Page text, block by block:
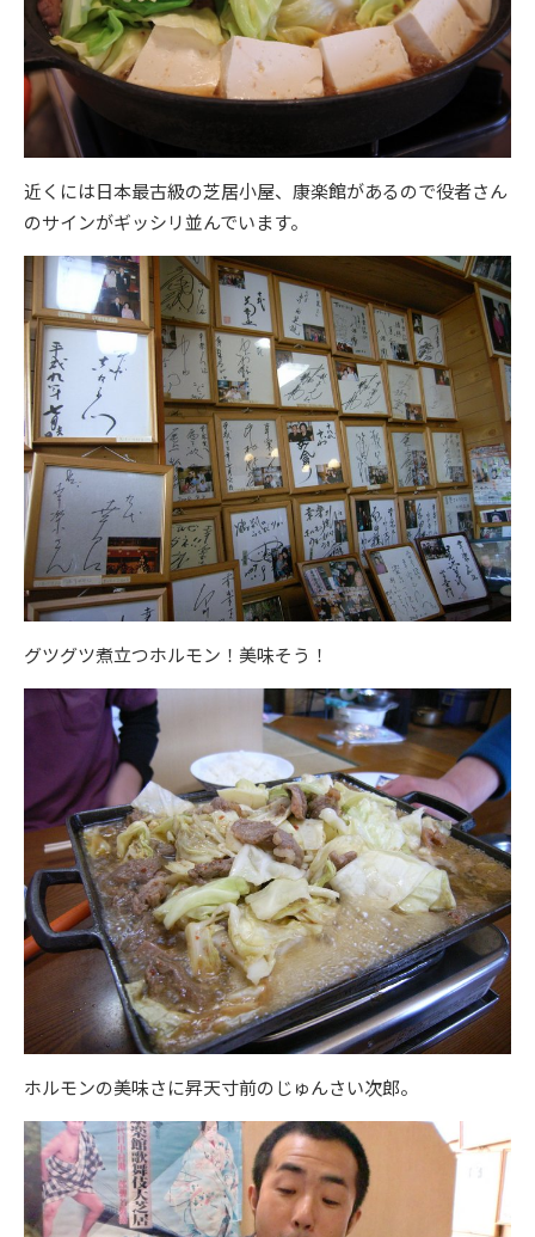
近くには日本最古級の芝居小屋、康楽館があるので役者さん
のサインがギッシリ並んでいます。
グツグツ煮立つホルモン！美味そう！
ホルモンの美味さに昇天寸前のじゅんさい次郎。